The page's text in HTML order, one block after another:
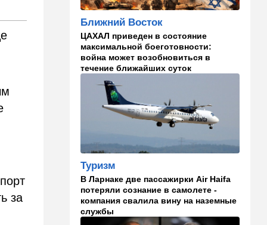
за
15:45 Ближний Восток
В противовес Израилю и
Ирану: три мусульманские
страны объединились в
"исламский НАТО"
Общество
"Общие культурные коды":
русские дети вместе с
"новую модель ООН"
14:55 Израиль
В Израиле опасаются атак
дронов изнутри страны
14:55 В мире
Ближний Восток
ЦАХАЛ приведен в состояние
максимальной боеготовности:
война может возобновиться в
течение ближайших суток
Туризм
В Ларнаке две пассажирки Air Haifa
потеряли сознание в самолете -
компания свалила вину на наземные
службы